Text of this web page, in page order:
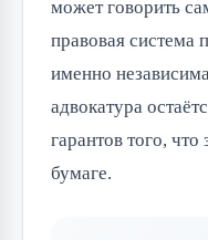
может говорить
правовая система
именно
адвокатура
гарантов того, что
бумаге.